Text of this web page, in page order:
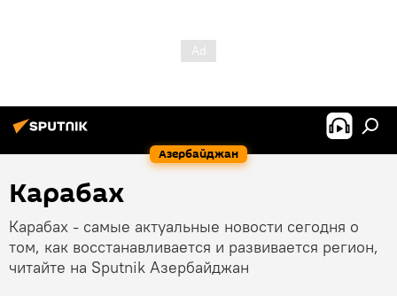
Азербайджан
Карабах
Карабах - самые актуальные новости сегодня о
том, как восстанавливается и развивается регион,
читайте на Sputnik Азербайджан